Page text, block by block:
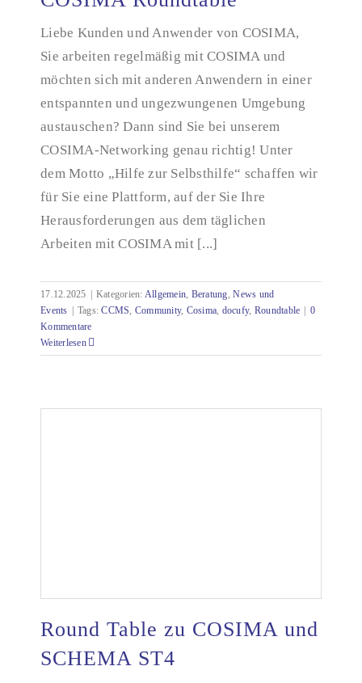
COSIMA Roundtable
Liebe Kunden und Anwender von COSIMA,
Sie arbeiten regelmäßig mit COSIMA und
möchten sich mit anderen Anwendern in einer
entspannten und ungezwungenen Umgebung
austauschen? Dann sind Sie bei unserem
COSIMA-Networking genau richtig! Unter
dem Motto „Hilfe zur Selbsthilfe“ schaffen wir
für Sie eine Plattform, auf der Sie Ihre
Herausforderungen aus dem täglichen
Arbeiten mit COSIMA mit [...]
17.12.2025 Kategorien: Allgemein, Beratung,News und
Events
Tags:CCMS, Community, Cosima, docufy, Roundtable
0
Kommentare
Weiterlesen
Round Table zu COSIMA und
SCHEMA ST4